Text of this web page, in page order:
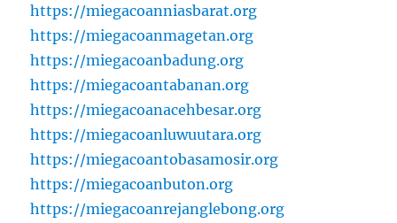
https://miegacoanniasbarat.org
https://miegacoanmagetan.org
https://miegacoanbadung.org
https://miegacoantabanan.org
https://miegacoanacehbesar.org
https://miegacoanluwuutara.org
https://miegacoantobasamosir.org
https://miegacoanbuton.org
https://miegacoanrejanglebong.org